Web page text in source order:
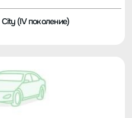
City (IV поколение)